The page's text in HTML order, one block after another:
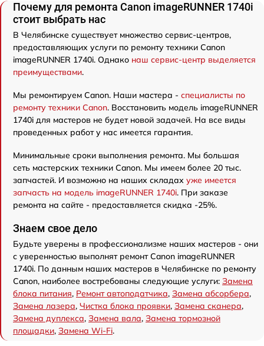
Почему для ремонта Canon imageRUNNER 1740i
стоит выбрать нас
В Челябинске существует множество сервис-центров,
предоставляющих услуги по ремонту техники Canon
imageRUNNER 1740i. Однако наш сервис-центр выделяется
преимуществами.
Мы ремонтируем Canon. Наши мастера - специалисты по
ремонту техники Canon. Восстановить модель imageRUNNER
1740i для мастеров не будет новой задачей. На все виды
проведенных работ у нас имеется гарантия.
Минимальные сроки выполнения ремонта. Мы большая
сеть мастерских техники Canon. Мы имеем более 20 тыс.
запчастей. И возможно на наших складах уже имеется
запчасть на модель imageRUNNER 1740i. При заказе
ремонта на сайте - предоставляется скидка -25%.
Знаем свое дело
Будьте уверены в профессионализме наших мастеров - они
с уверенностью выполнят ремонт Canon imageRUNNER
1740i. По данным наших мастеров в Челябинске по ремонту
Canon, наиболее востребованы следующие услуги: Замена
блока питания, Ремонт автоподатчика, Замена абсорбера,
Замена лазера, Чистка блока проявки, Замена сканера,
Замена дуплекса, Замена вала, Замена тормозной
площадки, Замена Wi-Fi.